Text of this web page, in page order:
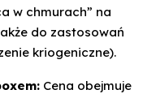
w chmurach” na
do zastosowań
kriogeniczne).
Cena obejmuje